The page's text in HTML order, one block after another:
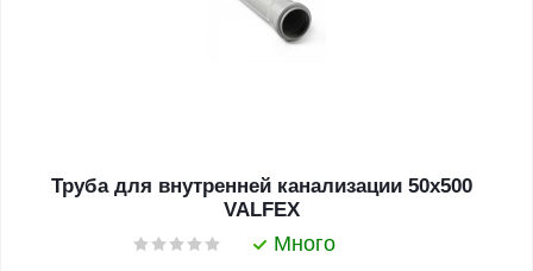
Труба для внутренней канализации 50x500
VALFEX
Много